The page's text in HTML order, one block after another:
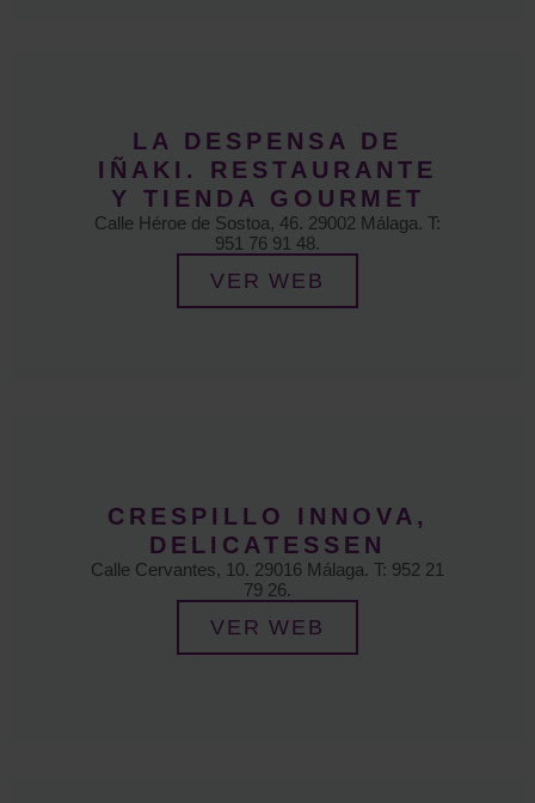
LA DESPENSA DE
IÑAKI. RESTAURANTE
Y TIENDA GOURMET
Calle Héroe de Sostoa, 46. 29002 Málaga. T:
951 76 91 48.
VER WEB
CRESPILLO INNOVA,
DELICATESSEN
Calle Cervantes, 10. 29016 Málaga. T: 952 21
79 26.
VER WEB